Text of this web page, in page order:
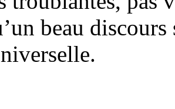
beau